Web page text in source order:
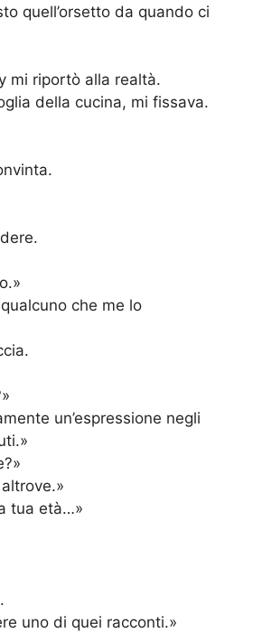
quell’orsetto da quando ci
mi riportò alla realtà.
della cucina, mi fissava.
che me lo
un’espressione negli
tua età…»
uno di quei racconti.»